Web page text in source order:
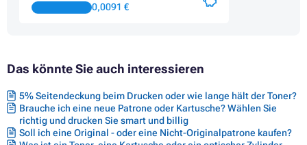
0,0091 €
Das könnte Sie auch interessieren
5% Seitendeckung beim Drucken oder wie lange hält der Toner?
Brauche ich eine neue Patrone oder Kartusche? Wählen Sie
richtig und drucken Sie smart und billig
Soll ich eine Original - oder eine Nicht-Originalpatrone kaufen?